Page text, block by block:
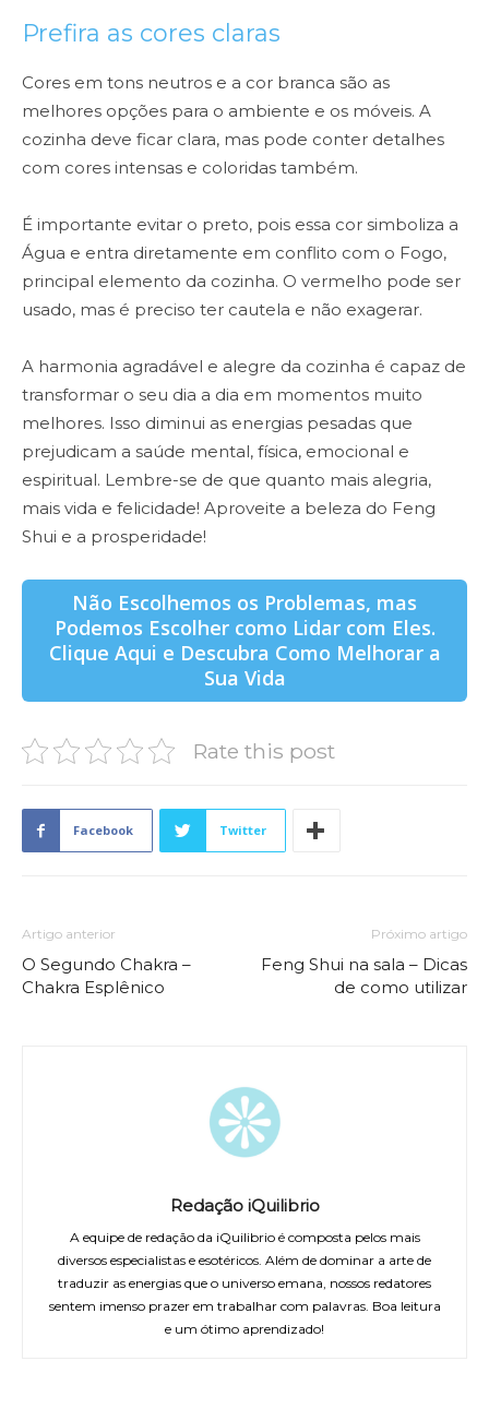
Prefira as cores claras
Cores em tons neutros e a cor branca são as
melhores opções para o ambiente e os móveis. A
cozinha deve ficar clara, mas pode conter detalhes
com cores intensas e coloridas também.
É importante evitar o preto, pois essa cor simboliza a
Água e entra diretamente em conflito com o Fogo,
principal elemento da cozinha. O vermelho pode ser
usado, mas é preciso ter cautela e não exagerar.
A harmonia agradável e alegre da cozinha é capaz de
transformar o seu dia a dia em momentos muito
melhores. Isso diminui as energias pesadas que
prejudicam a saúde mental, física, emocional e
espiritual. Lembre-se de que quanto mais alegria,
mais vida e felicidade! Aproveite a beleza do Feng
Shui e a prosperidade!
Não Escolhemos os Problemas, mas
Podemos Escolher como Lidar com Eles.
Clique Aqui e Descubra Como Melhorar a
Sua Vida
Rate this post
Facebook Twitter
Artigo anterior
O Segundo Chakra –
Chakra Esplênico
Próximo artigo
Feng Shui na sala – Dicas
de como utilizar
Redação iQuilibrio
A equipe de redação da iQuilibrio é composta pelos mais
diversos especialistas e esotéricos. Além de dominar a arte de
traduzir as energias que o universo emana, nossos redatores
sentem imenso prazer em trabalhar com palavras. Boa leitura
e um ótimo aprendizado!